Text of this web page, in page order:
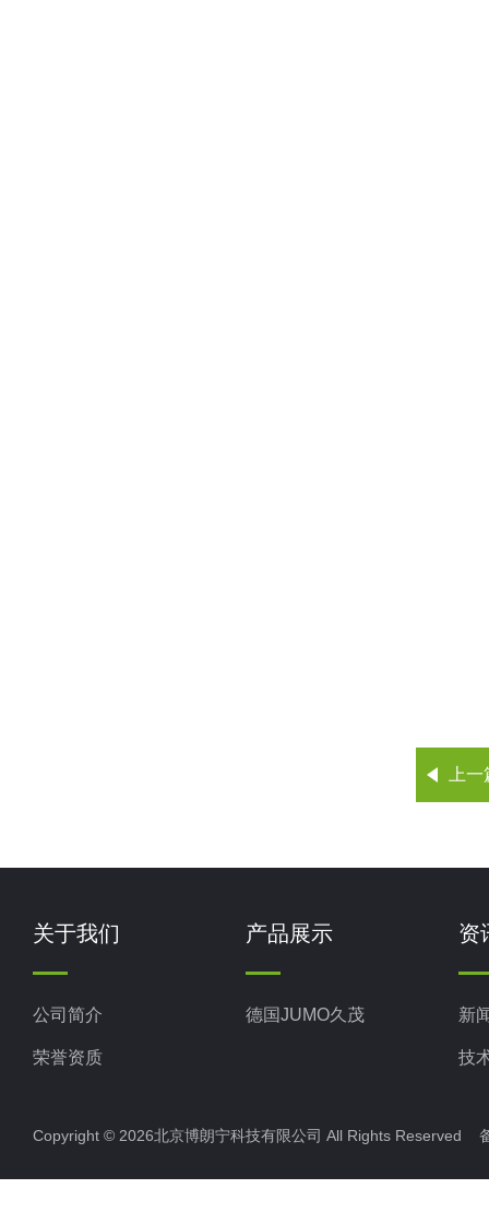
上
关于我们
公司简介
荣誉资质
产品展示
德国JUMO久茂
资
新
技
Copyright © 2026北京博朗宁科技有限公司 All Rights Reserved